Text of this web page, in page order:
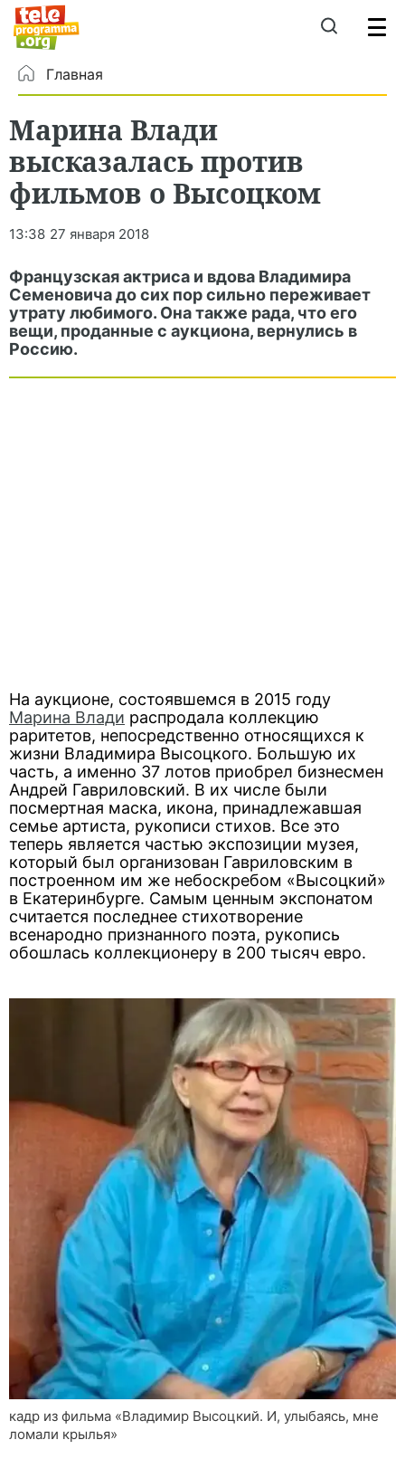
Главная
Марина Влади
высказалась против
фильмов о Высоцком
13:38 27 января 2018
Французская актриса и вдова Владимира
Семеновича до сих пор сильно переживает
утрату любимого. Она также рада, что его
вещи, проданные с аукциона, вернулись в
Россию.
На аукционе, состоявшемся в 2015 году
Марина Влади распродала коллекцию
раритетов, непосредственно относящихся к
жизни Владимира Высоцкого. Большую их
часть, а именно 37 лотов приобрел бизнесмен
Андрей Гавриловский. В их числе были
посмертная маска, икона, принадлежавшая
семье артиста, рукописи стихов. Все это
теперь является частью экспозиции музея,
который был организован Гавриловским в
построенном им же небоскребом «Высоцкий»
в Екатеринбурге. Самым ценным экспонатом
считается последнее стихотворение
всенародно признанного поэта, рукопись
обошлась коллекционеру в 200 тысяч евро.
кадр из фильма «Владимир Высоцкий. И, улыбаясь, мне
ломали крылья»